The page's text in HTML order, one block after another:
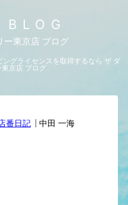
ー東京店 ブログ
グライセンスを取得するなら ザ ダ
京店 ブログ
番日記 中田 一海